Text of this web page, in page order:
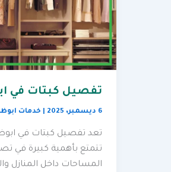
تفصيل كبتات في
6 ديسمبر، 2025 خدمات
تعد تفصيل كبتات في
تتمتع بأهمية كبيرة في
المساحات داخل المنازل